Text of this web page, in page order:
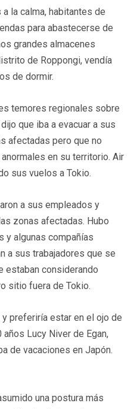
la calma, habitantes de
para abastecerse de
grandes almacenes
de Roppongi, vendía
de dormir.
temores regionales sobre
que iba a evacuar a sus
afectadas pero que no
en su territorio. Air
sus vuelos a Tokio.
a sus empleados y
zonas afectadas. Hubo
y algunas compañías
a sus trabajadores que se
estaban considerando
sitio fuera de Tokio.
preferiría estar en el ojo de
años Lucy Niver de Egan,
de vacaciones en Japón.
una postura más